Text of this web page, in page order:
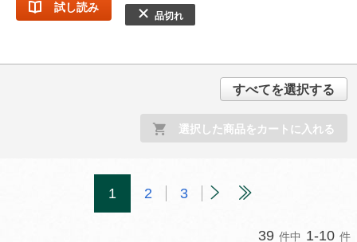
試し読み
品切れ
すべてを選択する
選択した商品をカートに入れる
1 2 3
39 件中 1-10 件